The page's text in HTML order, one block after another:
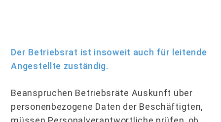
Der Betriebsrat ist insoweit auch für leitende
Angestellte zuständig.
Beanspruchen Betriebsräte Auskunft über
personenbezogene Daten der Beschäftigten,